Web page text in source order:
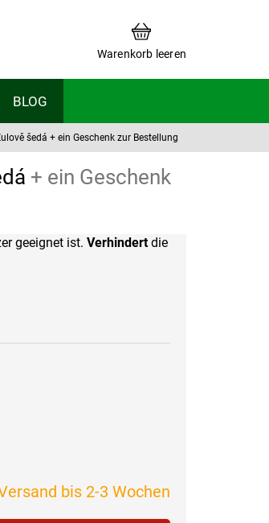
WARENKORB
Warenkorb leeren
BLOG
šedá + ein Geschenk zur Bestellung
+ ein Geschenk
bis 2-3 Wochen
geeignet ist. Verhindertdie